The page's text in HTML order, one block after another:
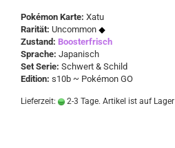
Pokémon Karte: Xatu
Rarität: Uncommon
Zustand: Boosterfrisch
Sprache: Japanisch
Set Serie: Schwert & Schild
Edition: s10b ~ Pokémon GO
Lieferzeit: 2-3 Tage. Artikel ist auf Lager